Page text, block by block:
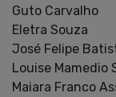
Guto Carvalho
Eletra Souza
José Felipe
Louise Mamedio
Maiara Franco